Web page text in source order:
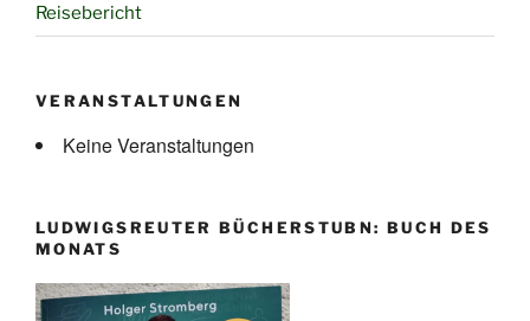
Reisebericht
VERANSTALTUNGEN
Keine Veranstaltungen
LUDWIGSREUTER BÜCHERSTUBN: BUCH DES
MONATS